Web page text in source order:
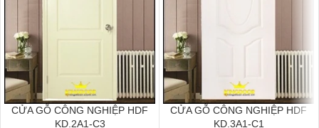
CỬA GỖ CÔNG NGHIỆP HDF
KD.2A1-C3
CỬA GỖ CÔNG NGHIỆP HDF
KD.3A1-C1